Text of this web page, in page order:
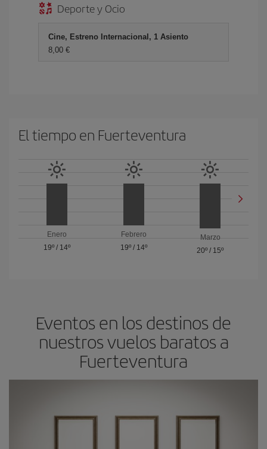
Deporte y Ocio
Cine, Estreno Internacional, 1 Asiento
8,00 €
El tiempo en Fuerteventura
Enero
19º/ 14º
Febrero
19º/ 14º
Marzo
20º / 15º
Eventos en los destinos de
nuestros vuelos baratos a
Fuerteventura